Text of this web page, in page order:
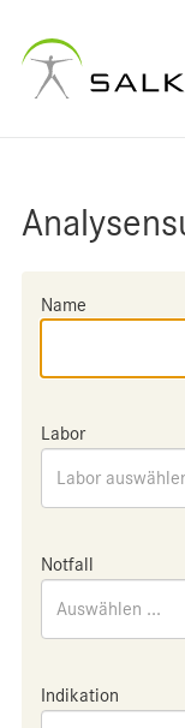
Name
Labor
Labor
Notfall
Auswählen ...
Indikation